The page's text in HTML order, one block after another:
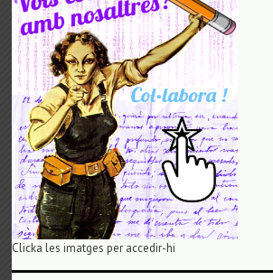
Clicka les imatges per accedir-hi